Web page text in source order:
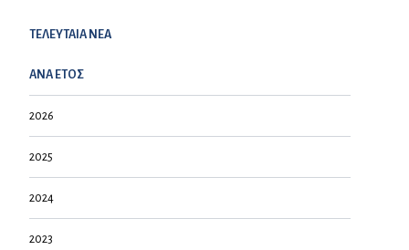
ΤΕΛΕΥΤΑΙΑ NEA
ΑΝΑ ΕΤΟΣ
2026
2025
2024
2023